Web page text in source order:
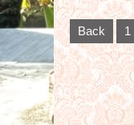
Posts
Back 1